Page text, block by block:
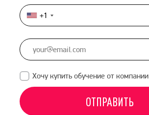
United
States
+1
+1
Хочу купить обучение от компании
ОТПРАВИТЬ